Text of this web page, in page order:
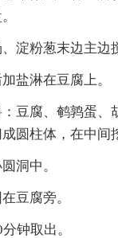
淀粉葱末边主边
盐淋在豆腐上。
豆腐、鹌鹑蛋、
圆柱体，在中间
洞中。
豆腐旁。
钟取出。